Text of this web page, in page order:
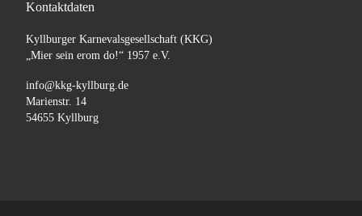
Kontaktdaten
Kyllburger Karnevalsgesellschaft (KKG)
„Mier sein erom do!“ 1957 e.V.
info@kkg-kyllburg.de
Marienstr. 14
54655 Kyllburg